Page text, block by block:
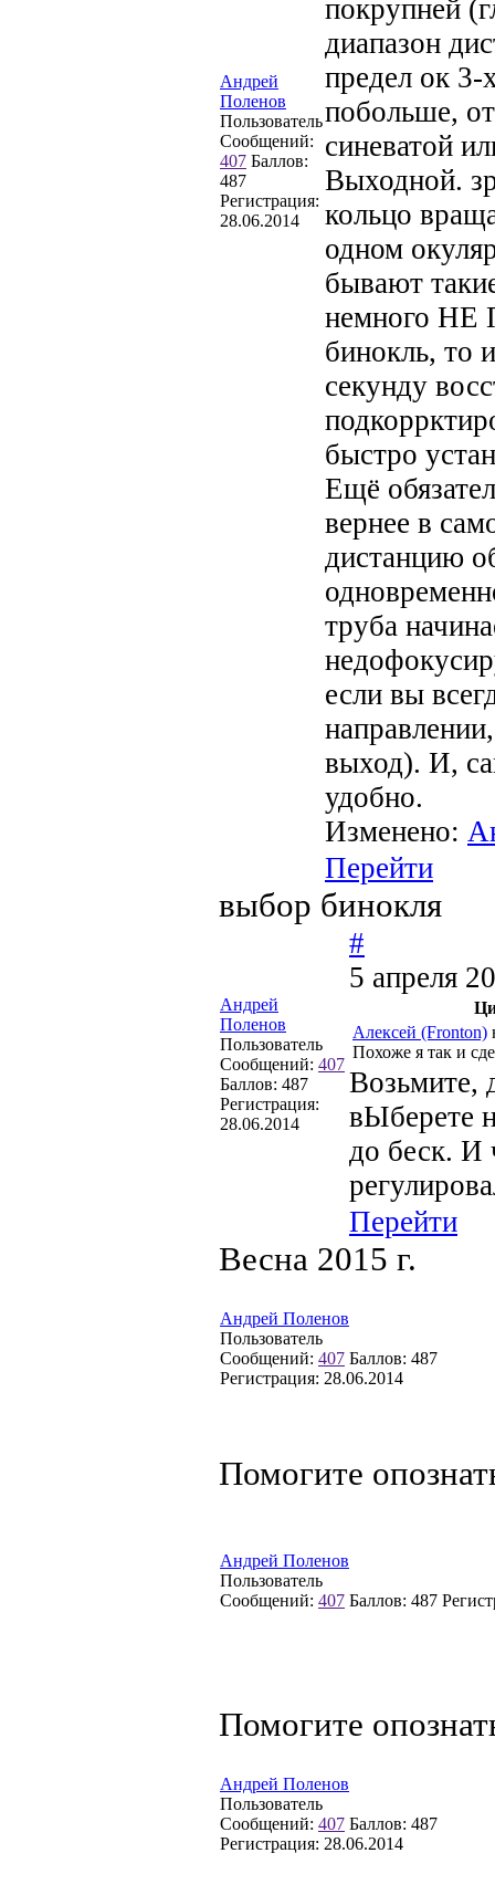
Андрей
Поленов
Пользователь
Сообщений:
407 Баллов:
487
Регистрация:
28.06.2014
покрупней
диапазон
предел ок 3-
побольше,
синеватой
Выходной.
кольцо
одном
бывают
немного НЕ
бинокль, то
секунду
быстро
Ещё
вернее в
дистанцию
труба
если вы
выход). И,
удобно.
Изменено:
Перейти
выбор бинокля
Андрей
Поленов
Пользователь
Сообщений: 407
Баллов: 487
Регистрация:
28.06.2014
#
5 апреля
Алексей (Fronton)
Похоже я так и
Возьмите,
вЫберете
до беск. И
Перейти
Весна 2015 г.
Андрей Поленов
Пользователь
Сообщений: 407 Баллов: 487
Регистрация: 28.06.2014
Помогите
Андрей Поленов
Пользователь
Сообщений: 407 Баллов: 487
Помогите
Андрей Поленов
Пользователь
Сообщений: 407 Баллов: 487
Регистрация: 28.06.2014